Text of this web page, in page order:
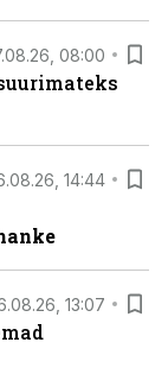
08:00
14:44
13:07